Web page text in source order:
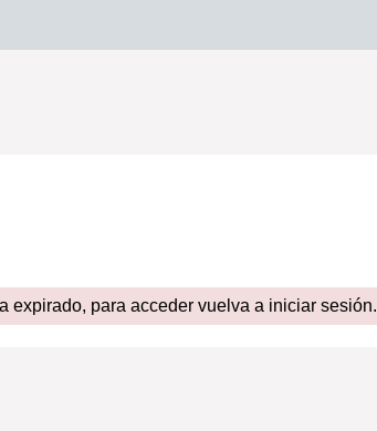
expirado, para acceder vuelva a iniciar sesión.